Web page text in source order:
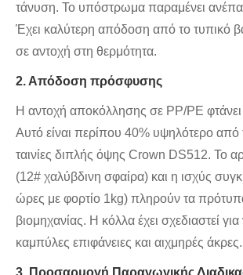
τάνυση. Το υπόστρωμα παραμένει
Έχει καλύτερη απόδοση από το τυπικό
σε αντοχή στη θερμότητα.
2. Απόδοση πρόσφυσης
Η αντοχή αποκόλλησης σε PP/PE
Αυτό είναι περίπου 40% υψηλότερο από
ταινίες διπλής όψης Crown DS512. Το
(12# χαλύβδινη σφαίρα) και η ισχύς
ώρες με φορτίο 1kg) πληρούν τα
βιομηχανίας. Η κόλλα έχει σχεδιαστεί
καμπύλες επιφάνειες και αιχμηρές άκρες.
3. Προσαρμογή Παραγωγικής